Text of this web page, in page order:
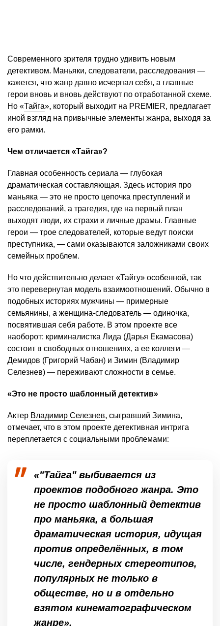
Современного зрителя трудно удивить новым
детективом. Маньяки, следователи, расследования —
кажется, что жанр давно исчерпал себя, а главные
герои вновь и вновь действуют по отработанной схеме.
Но «Тайга», который выходит на PREMIER, предлагает
иной взгляд на привычные элементы жанра, выходя за
его рамки.
Чем отличается «Тайга»?
Главная особенность сериала — глубокая
драматическая составляющая. Здесь история про
маньяка — это не просто цепочка преступлений и
расследований, а трагедия, где на первый план
выходят люди, их страхи и личные драмы. Главные
герои — трое следователей, которые ведут поиски
преступника, — сами оказываются заложниками своих
семейных проблем.
Но что действительно делает «Тайгу» особенной, так
это перевернутая модель взаимоотношений. Обычно в
подобных историях мужчины — примерные
семьянины, а женщина-следователь — одиночка,
посвятившая себя работе. В этом проекте все
наоборот: криминалистка Лида (Дарья Екамасова)
состоит в свободных отношениях, а ее коллеги —
Демидов (Григорий Чабан) и Зимин (Владимир
Селезнев) — переживают сложности в семье.
«Это не просто шаблонный детектив»
Актер Владимир Селезнев, сыгравший Зимина,
отмечает, что в этом проекте детективная интрига
переплетается с социальными проблемами:
«"Тайга" выбивается из
проектов подобного жанра. Это
не просто шаблонный детектив
про маньяка, а большая
драматическая история, идущая
против определённых, в том
числе, гендерных стереотипов,
популярных не только в
обществе, но и в отдельно
взятом кинематографическом
жанре».